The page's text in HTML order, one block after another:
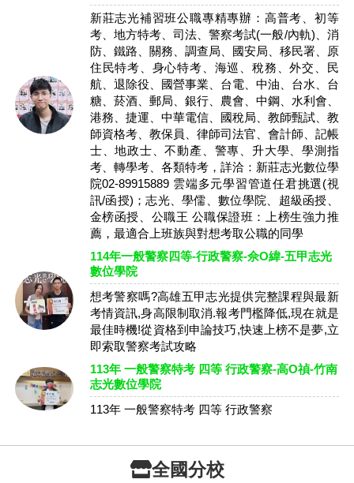
新莊志光補習班公職專精專辦：高普考、初等
考、地方特考、司法、警察考試(一般/內軌)、消
防、鐵路、關務、調查局、國安局、移民署、原
住民特考、身心特考、海巡、稅務、外交、民
航、退除役、國營事業、台電、中油、台水、台
糖、菸酒、郵局、銀行、農會、中鋼、水利會、
港務、捷運、中華電信、國稅局、教師甄試、教
師資格考、教保員、律師司法官、會計師、記帳
士、地政士、不動產、警專、升大學、學測指
考、轉學考、各類特考，詳洽：新莊志光數位學
院02-89915889 雲端多元學習管道任君挑選(視
訊/函授)；志光、學儒、數位學院、超級函授、
金榜函授、公職王 公職保證班：上榜生強力推
薦，最適合上班族與對想考取公職的同學
114年一般警察四等-行政警察-佘O緯-五甲志光
數位學院
想考警察嗎?高雄五甲志光提供完整課程與最新
考情資訊,身高限制取消.報考門檻降低,現在就是
最佳時機!從資格到申論技巧,快速上榜不是夢,立
即索取警察考試攻略
113年 一般警察特考 四等 行政警察-高O禎-竹南
志光數位學院
113年 一般警察特考 四等 行政警察
全國分校